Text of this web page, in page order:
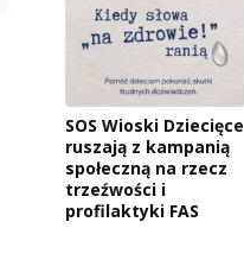
SOS Wioski Dziecięce
ruszają z kampanią
społeczną na rzecz
trzeźwości i
profilaktyki FAS